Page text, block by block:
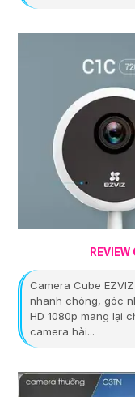
Camera Cube
nhanh chóng, góc
HD 1080p mang lại
camera hài...